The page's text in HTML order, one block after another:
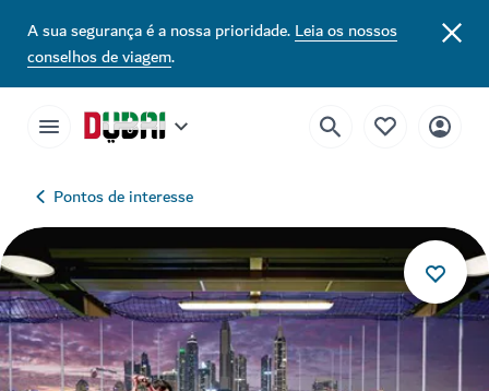
A sua segurança é a nossa prioridade.Leia os nossos
conselhos de viagem.
Pontos de interesse